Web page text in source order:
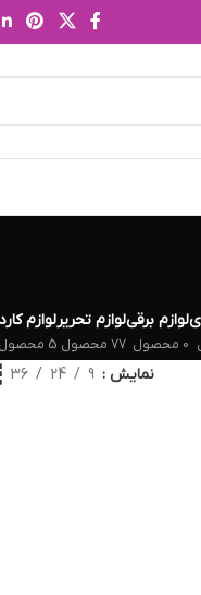
لوازم برقی
0 محصول
لوازم تحریر
77 محصول
لوازم
5 محصول
نمایش 9
24
36